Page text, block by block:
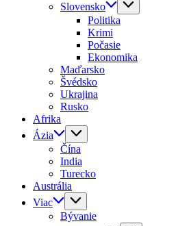
Slovensko
Politika
Krimi
Počasie
Ekonomika
Maďarsko
Švédsko
Ukrajina
Rusko
Afrika
Ázia
Čína
India
Turecko
Austrália
Viac
Bývanie